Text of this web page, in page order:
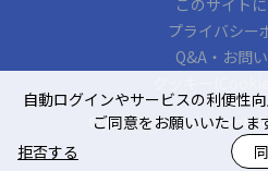
このサイト
プライバシー
Q&A・お問
© KOZ Entertainment.
自動ログインやサービスの利便性
ご同意をお願いいたしま
拒否する